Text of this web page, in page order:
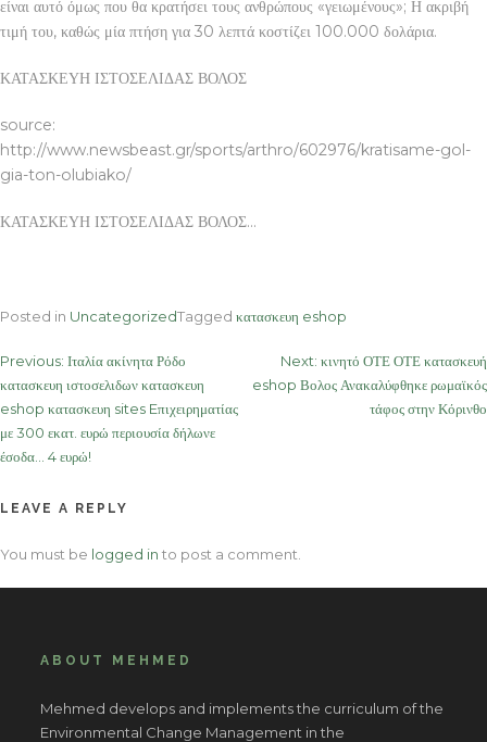
είναι αυτό όμως που θα κρατήσει τους ανθρώπους «γειωμένους»; Η ακριβή
τιμή του, καθώς μία πτήση για 30 λεπτά κοστίζει 100.000 δολάρια.
ΚΑΤΑΣΚΕΥΗ ΙΣΤΟΣΕΛΙΔΑΣ ΒΟΛΟΣ
source:
http://www.newsbeast.gr/sports/arthro/602976/kratisame-gol-
gia-ton-olubiako/
ΚΑΤΑΣΚΕΥΗ ΙΣΤΟΣΕΛΙΔΑΣ ΒΟΛΟΣ…
Posted in UncategorizedTagged κατασκευη eshop
Post
navigation
Previous: Ιταλία ακίνητα Ρόδο
κατασκευη ιστοσελιδων κατασκευη
eshop κατασκευη sites Eπιχειρηματίας
με 300 εκατ. ευρώ περιουσία δήλωνε
έσοδα… 4 ευρώ!
Next: κινητό ΟΤΕ ΟΤΕ κατασκευή
eshop Βολος Ανακαλύφθηκε ρωμαϊκός
τάφος στην Κόρινθο
LEAVE A REPLY
You must be logged in to post a comment.
ABOUT MEHMED
Mehmed develops and implements the curriculum of the
Environmental Change Management in the